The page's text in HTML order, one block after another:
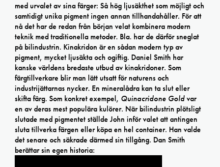
med urvalet av sina färger: Så hög ljusäkthet som möjligt och
samtidigt unika pigment ingen annan tillhandahåller. För att
nå det har de redan från början velat kombinera modern
teknik med traditionella metoder. Bla. har de därför sneglat
på bilindustrin. Kinakridon är en sådan modern typ av
pigment, mycket ljusäkta och ogiftig. Daniel Smith har
kanske världens bredaste utbud av kinakridoner. Som
färgtillverkare blir man lätt utsatt för naturens och
industrijättarnas nycker. En mineralådra kan ta slut eller
skifta färg. Som konkret exempel, Quinacridone Goldvar
en av deras mest populära kulörer. När bilindustrin plötsligt
slutade med pigmentet ställde John inför valet att antingen
sluta tillverka färgen eller köpa en hel container. Han valde
det senare och säkrade därmed sin tillgång. Dan Smith
berättar sin egen historia: